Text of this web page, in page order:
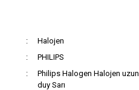
Halojen
PHILIPS
Philips Halogen Halojen
duy Sarı